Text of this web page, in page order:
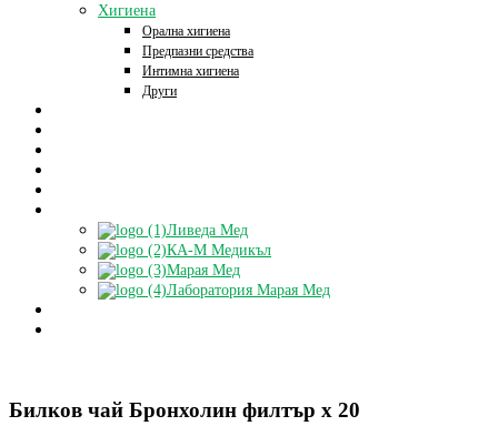
Хигиена
Орална хигиена
Предпазни средства
Интимна хигиена
Други
Ливеда Мед
КА-М Медикъл
Марая Мед
Лаборатория Марая Мед
Билков чай Бронхолин филтър х 20